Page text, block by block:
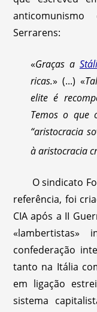
Serrarens:
«Graças a
ricas.» (...) «
elite é
Temos o que
“aristocracia
à aristocracia
O sindicato
referência, foi
CIA após a II
«lambertistas»
confederação
tanto na Itália
em ligação
sistema